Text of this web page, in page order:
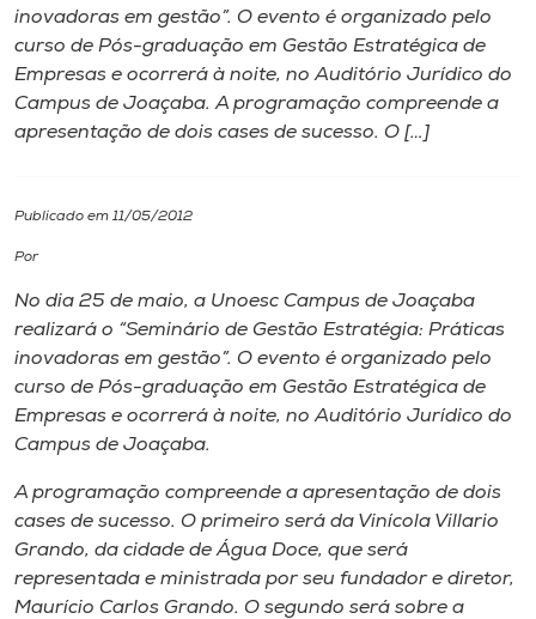
Internacionalização
I.nova
Diplomados
CPA
Biblioteca
Editora
inovadoras em gestão”. O evento é organizado pelo
curso de Pós-graduação em Gestão Estratégica de
Empresas e ocorrerá à noite, no Auditório Jurídico do
Campus de Joaçaba. A programação compreende a
apresentação de dois cases de sucesso. O […]
Publicado em 11/05/2012
Por
No dia 25 de maio, a Unoesc Campus de Joaçaba
realizará o “Seminário de Gestão Estratégia: Práticas
inovadoras em gestão”. O evento é organizado pelo
curso de Pós-graduação em Gestão Estratégica de
Empresas e ocorrerá à noite, no Auditório Jurídico do
Campus de Joaçaba.
A programação compreende a apresentação de dois
cases de sucesso. O primeiro será da Vinícola Villario
Grando, da cidade de Água Doce, que será
representada e ministrada por seu fundador e diretor,
Maurício Carlos Grando. O segundo será sobre a